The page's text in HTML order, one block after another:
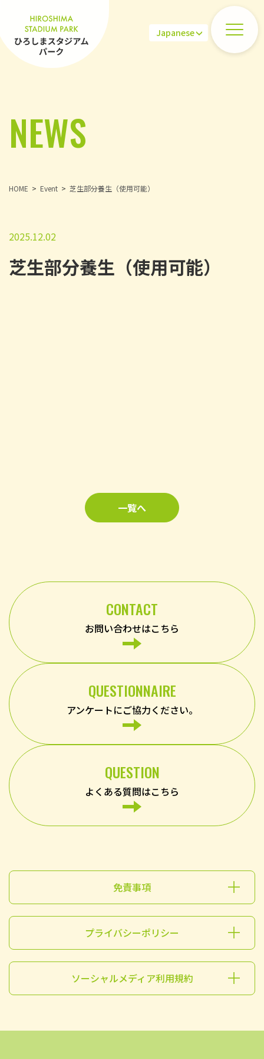
NEWS
HOME Event 芝生部分養生（使用可能）
2025.12.02
芝生部分養生（使用可能）
一覧へ
CONTACT
お問い合わせはこちら
QUESTIONNAIRE
アンケートにご協力ください。
QUESTION
よくある質問はこちら
免責事項
プライバシーポリシー
ソーシャルメディア利用規約